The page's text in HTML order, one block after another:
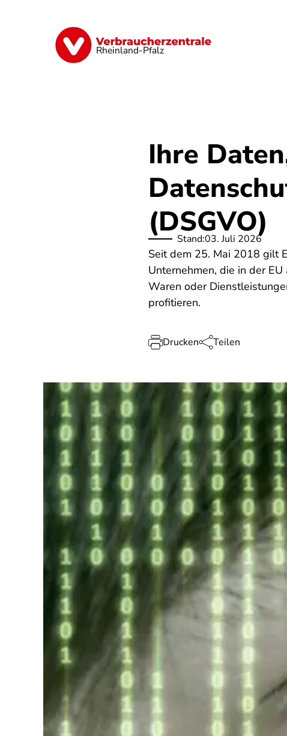
Rheinland-Pfalz
Digitales Finanzen & Versicherung
Ihre
(DSGVO)
Stand:03. Juli 2026
Seit dem 25. Mai 2018 gilt
Unternehmen, die in der
Waren oder
profitieren.
Drucken Teilen